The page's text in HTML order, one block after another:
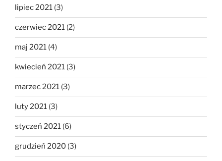
lipiec 2021 (3)
czerwiec 2021 (2)
maj 2021 (4)
kwiecień 2021 (3)
marzec 2021 (3)
luty 2021 (3)
styczeń 2021 (6)
grudzień 2020 (3)